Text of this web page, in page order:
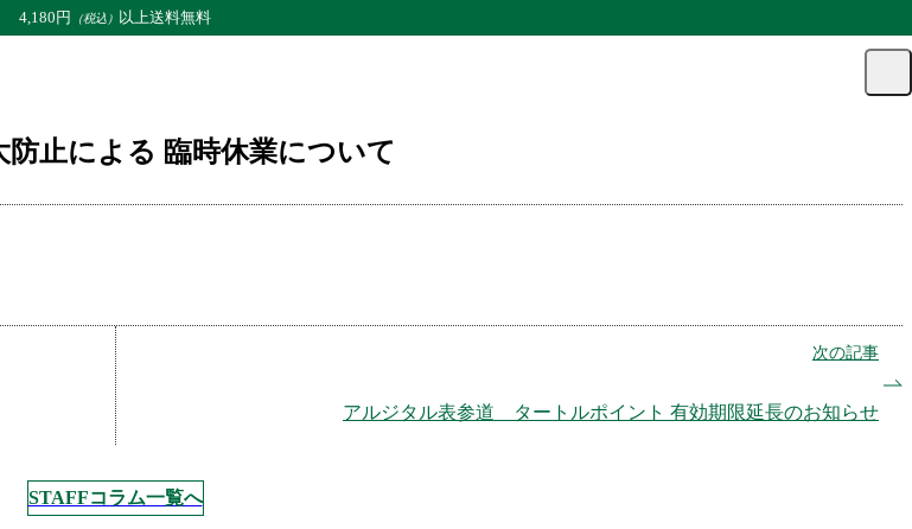
4,180円 （税込） 以上送料無料
る 臨時休業について
止による 臨時休業について
次の記事
アルジタル表参道 タートルポイント 有効期限延長のお知らせ
STAFFコラム一覧へ